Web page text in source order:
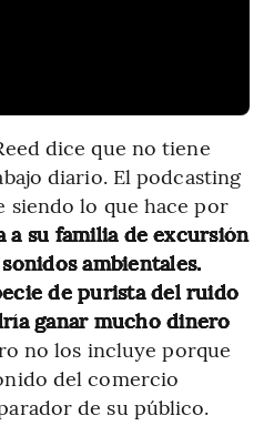
dice que no tiene
diario. El podcasting
siendo lo que hace por
a su familia de excursión
ambientales.
de purista del ruido
ganar mucho dinero
no los incluye porque
del comercio
de su público.